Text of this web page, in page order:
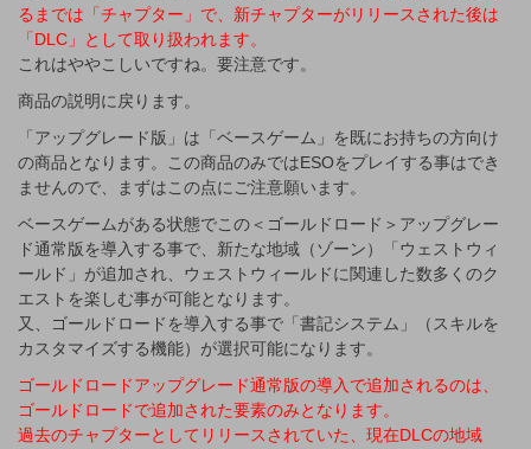
るまでは「チャプター」で、新チャプターがリリースされた後は
「DLC」として取り扱われます。
これはややこしいですね。要注意です。
商品の説明に戻ります。
「アップグレード版」は「ベースゲーム」を既にお持ちの方向け
の商品となります。この商品のみではESOをプレイする事はでき
ませんので、まずはこの点にご注意願います。
ベースゲームがある状態でこの＜ゴールドロード＞アップグレー
ド通常版を導入する事で、新たな地域（ゾーン）「ウェストウィ
ールド」が追加され、ウェストウィールドに関連した数多くのク
エストを楽しむ事が可能となります。
又、ゴールドロードを導入する事で「書記システム」（スキルを
カスタマイズする機能）が選択可能になります。
ゴールドロードアップグレード通常版の導入で追加されるのは、
ゴールドロードで追加された要素のみとなります。
過去のチャプターとしてリリースされていた、現在DLCの地域